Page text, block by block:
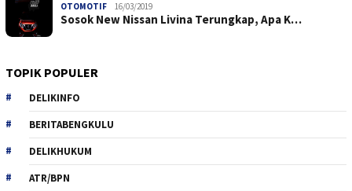
OTOMOTIF 16/03/2019
Sosok New Nissan Livina Terungkap, Apa K…
TOPIK POPULER
DELIKINFO
BERITABENGKULU
DELIKHUKUM
ATR/BPN